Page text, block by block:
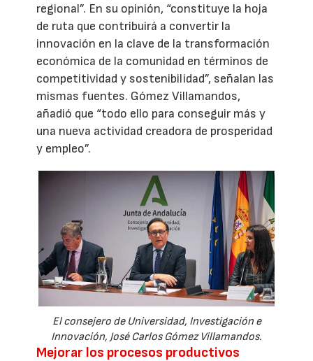
regional”. En su opinión, “constituye la hoja
de ruta que contribuirá a convertir la
innovación en la clave de la transformación
económica de la comunidad en términos de
competitividad y sostenibilidad”, señalan las
mismas fuentes. Gómez Villamandos,
añadió que “todo ello para conseguir más y
una nueva actividad creadora de prosperidad
y empleo”.
El consejero de Universidad, Investigación e
Innovación, José Carlos Gómez Villamandos.
Mejorar los procesos productivos